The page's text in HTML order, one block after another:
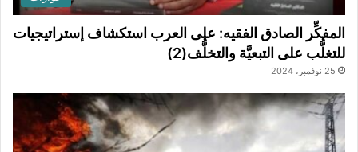
المفكِّر الصادق الفقيه: على العرب استكشاف إستراتيجيات
للتغلُّب على التبعيَّة والتخلُّف(2)
25 نوفمبر، 2024